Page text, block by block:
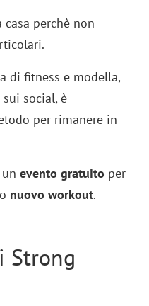
perchè non
di fitness e modella,
social, è
per rimanere in
unevento gratuito per
nuovo workout.
Strong